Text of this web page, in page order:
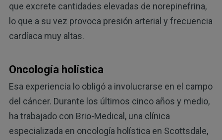
que excrete cantidades elevadas de norepinefrina,
lo que a su vez provoca presión arterial y frecuencia
cardíaca muy altas.
Oncología holística
Esa experiencia lo obligó a involucrarse en el campo
del cáncer. Durante los últimos cinco años y medio,
ha trabajado con Brio-Medical, una clínica
especializada en oncología holística en Scottsdale,